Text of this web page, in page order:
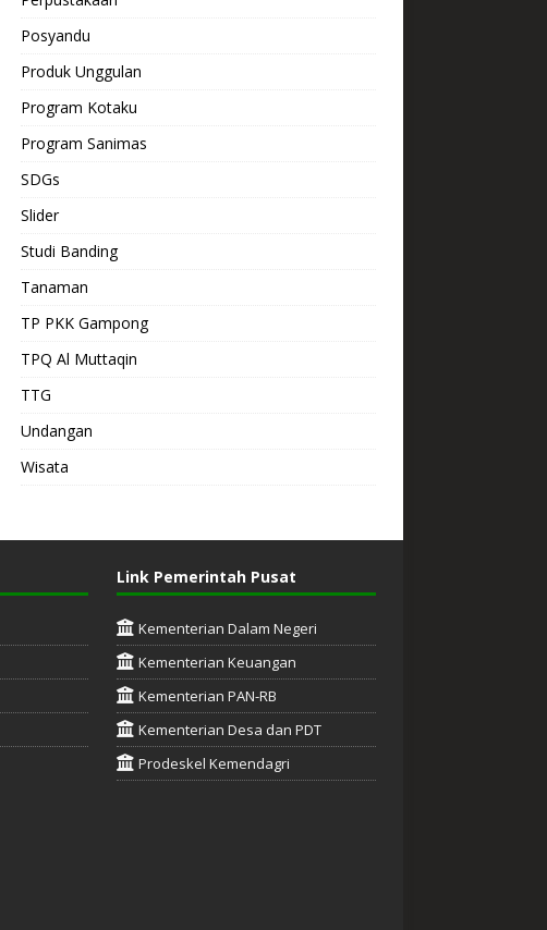
Posyandu
Produk Unggulan
Program Kotaku
Program Sanimas
SDGs
Slider
Studi Banding
Tanaman
TP PKK Gampong
TPQ Al Muttaqin
TTG
Undangan
Wisata
Link Pemerintah Pusat
Kementerian Dalam Negeri
Kementerian Keuangan
Kementerian PAN-RB
Kementerian Desa dan PDT
Prodeskel Kemendagri